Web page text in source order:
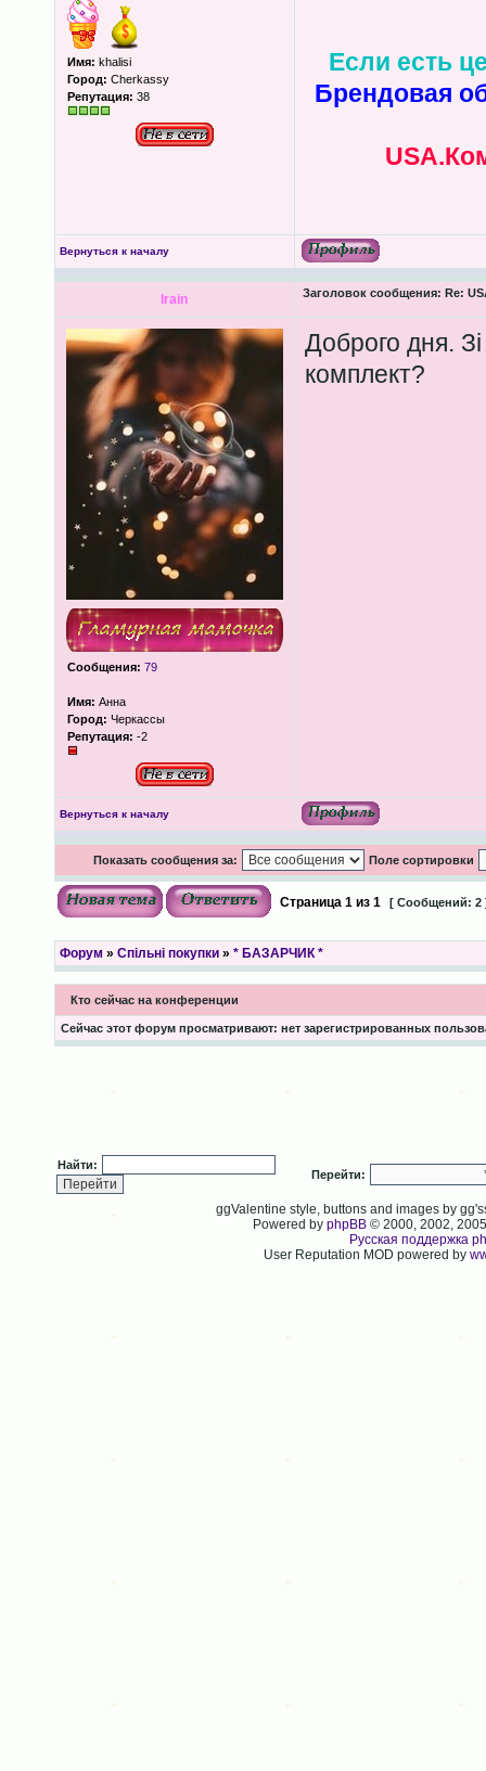
Имя: khalisi
Город: Cherkassy
Репутация: 38
Если есть
Брендовая
Вернуться к началу
lrain Заголовок сообщения: Re:
Сообщения: 79
Имя: Анна
Город: Черкассы
Репутация: -2
Доброго дня.
комплект?
Вернуться к началу
Показать сообщения за: Поле сортировки
Страница 1из 1 [ Сообщений: 2
Форум » Спільні покупки» * БАЗАРЧИК *
Кто сейчас на конференции
Сейчас этот форум просматривают: нет зарегистрированных
Найти:
Перейти:
ggValentine style, buttons and images by
Powered byphpBB © 2000, 2002,
Русская поддержка
User Reputation MOD powered by